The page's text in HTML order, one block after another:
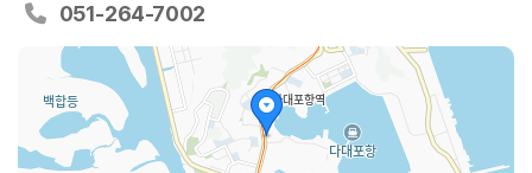
051-264-7002